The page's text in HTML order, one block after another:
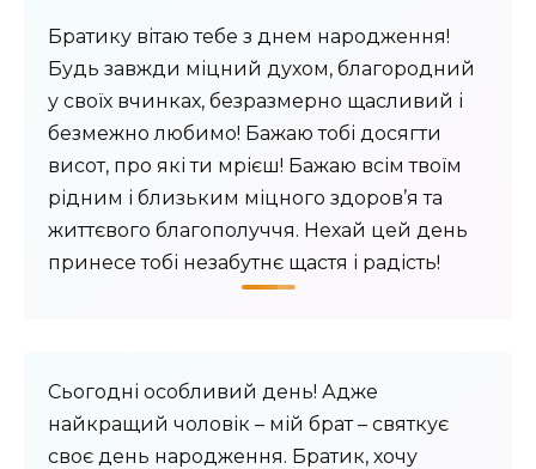
Братику вітаю тебе з днем народження!
Будь завжди міцний духом, благородний
у своїх вчинках, безразмерно щасливий і
безмежно любимо! Бажаю тобі досягти
висот, про які ти мрієш! Бажаю всім твоїм
рідним і близьким міцного здоров’я та
життєвого благополуччя. Нехай цей день
принесе тобі незабутнє щастя і радість!
Сьогодні особливий день! Адже
найкращий чоловік – мій брат – святкує
своє день народження. Братик, хочу